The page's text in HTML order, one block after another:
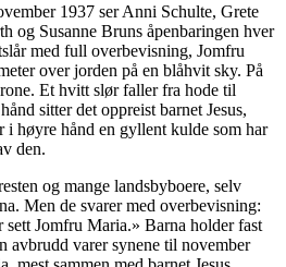
1937 ser Anni Schulte, Grete
og Susanne Bruns åpenbaringen hver
med full overbevisning, Jomfru
over jorden på en blåhvit sky. På
Et hvitt slør faller fra hode til
sitter det oppreist barnet Jesus,
høyre hånd en gyllent kulde som har
den.
og mange landsbyboere, selv
Men de svarer med overbevisning:
Jomfru Maria.» Barna holder fast
avbrudd varer synene til november